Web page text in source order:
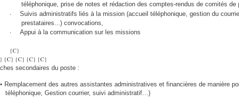
téléphonique, prise de notes et rédaction des comptes-rendus de comités de
·
Suivis administratifs liés à la mission (accueil téléphonique, gestion du
prestataires...) convocations,
· Appui à la communication sur les missions
{C}
{C} {C} {C} {C}
secondaires du poste :
• Remplacement des autres assistantes administratives et financières de manière
téléphonique, Gestion courrier, suivi administratif…)